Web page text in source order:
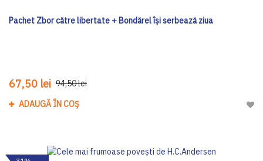
Pachet Zbor către libertate + Bondărel își serbează ziua
67,50 lei 94,50 lei
ADAUGĂ ÎN COȘ